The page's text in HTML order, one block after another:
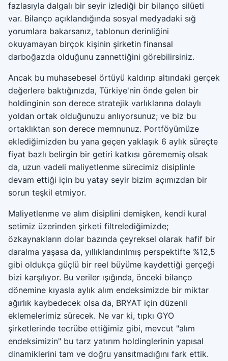
fazlasıyla dalgalı bir seyir izlediği bir bilanço silüeti
var. Bilanço açıklandığında sosyal medyadaki sığ
yorumlara bakarsanız, tablonun derinliğini
okuyamayan birçok kişinin şirketin finansal
darboğazda olduğunu zannettiğini görebilirsiniz.
Ancak bu muhasebesel örtüyü kaldırıp altındaki gerçek
değerlere baktığınızda, Türkiye'nin önde gelen bir
holdinginin son derece stratejik varlıklarına dolaylı
yoldan ortak olduğunuzu anlıyorsunuz; ve biz bu
ortaklıktan son derece memnunuz. Portföyümüze
eklediğimizden bu yana geçen yaklaşık 6 aylık süreçte
fiyat bazlı belirgin bir getiri katkısı görememiş olsak
da, uzun vadeli maliyetlenme sürecimiz disiplinle
devam ettiği için bu yatay seyir bizim açımızdan bir
sorun teşkil etmiyor.
Maliyetlenme ve alım disiplini demişken, kendi kural
setimiz üzerinden şirketi filtrelediğimizde;
özkaynakların dolar bazında çeyreksel olarak hafif bir
daralma yaşasa da, yıllıklandırılmış perspektifte %12,5
gibi oldukça güçlü bir reel büyüme kaydettiği gerçeği
bizi karşılıyor. Bu veriler ışığında, önceki bilanço
dönemine kıyasla aylık alım endeksimizde bir miktar
ağırlık kaybedecek olsa da, BRYAT için düzenli
eklemelerimiz sürecek. Ne var ki, tıpkı GYO
şirketlerinde tecrübe ettiğimiz gibi, mevcut "alım
endeksimizin" bu tarz yatırım holdinglerinin yapısal
dinamiklerini tam ve doğru yansıtmadığını fark ettik.